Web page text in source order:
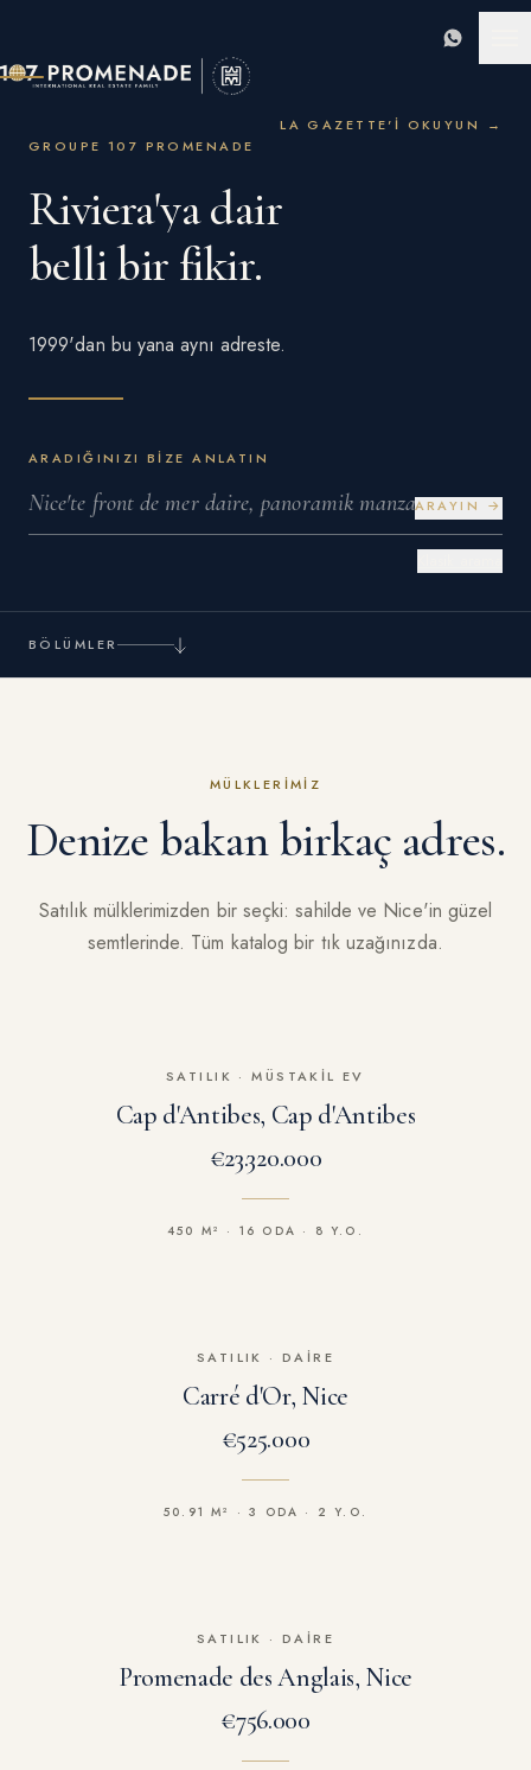
LA GAZETTE'I OKUYUN
→
GROUPE 107 PROMENADE
Riviera'yadair
bellibir fikir.
1999'dan bu yana aynı adreste.
ARADIĞINIZI BIZE ANLATIN
ARAYIN →
BÖLÜMLER
MÜLKLERIMIZ
Denize bakan birkaç adres.
Satılık mülklerimizden bir seçki: sahilde ve Nice'in güzel
semtlerinde. Tüm katalog bir tık uzağınızda.
SATILIK ·MÜSTAKIL EV
Cap d'Antibes, Cap d'Antibes
€23.320.000
450 M² · 16 ODA · 8 Y.O.
SATILIK ·DAIRE
Carré d'Or, Nice
€525.000
50.91 M² · 3 ODA · 2 Y.O.
SATILIK ·DAIRE
Promenade des Anglais, Nice
€756.000